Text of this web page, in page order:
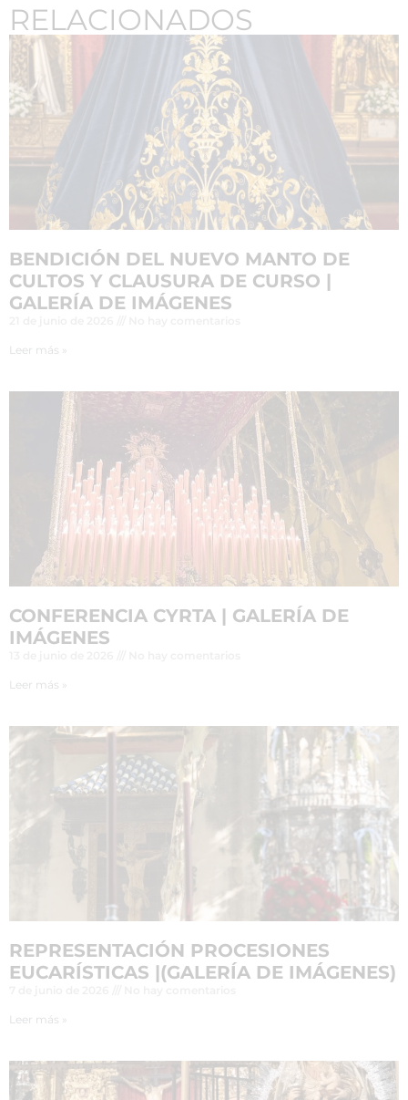
RELACIONADOS
BENDICIÓN DEL NUEVO MANTO DE
CULTOS Y CLAUSURA DE CURSO |
GALERÍA DE IMÁGENES
Leer más »
CONFERENCIA CYRTA | GALERÍA DE
IMÁGENES
Leer más »
REPRESENTACIÓN PROCESIONES
EUCARÍSTICAS |(GALERÍA DE IMÁGENES)
Leer más »